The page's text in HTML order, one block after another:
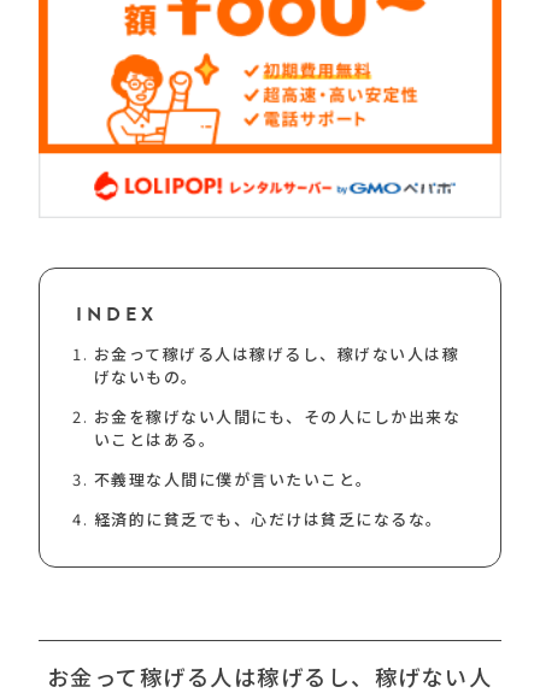
INDEX
お金って稼げる人は稼げるし、稼げない人は稼
げないもの。
お金を稼げない人間にも、その人にしか出来な
いことはある。
不義理な人間に僕が言いたいこと。
経済的に貧乏でも、心だけは貧乏になるな。
お金って稼げる人は稼げるし、稼げない人